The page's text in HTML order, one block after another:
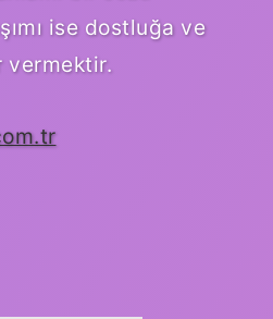
ise dostluğa ve
vermektir.